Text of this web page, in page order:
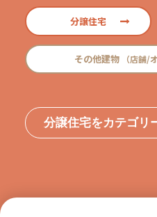
分譲住宅
その他建物 （店舗/
分譲住宅をカテゴリ